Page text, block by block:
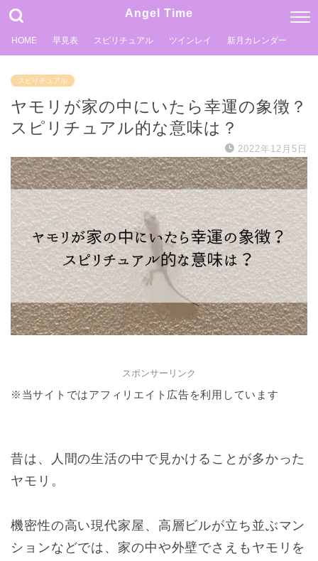
Angel Time
HOME 早見表 スピリチュアル ツインレイ 新月カレンダー
スピリチュアル
ヤモリが家の中にいたら幸運の象徴？
スピリチュアル的な意味は？
2022年12月5日
スポンサーリンク
※当サイトではアフィリエイト広告を利用しています
昔は、人間の生活の中で見かけることが多かった
ヤモリ。
機密性の高い現代家屋、高層ビルが立ち並ぶマン
ションなどでは、家の中や外壁でさえもヤモリを